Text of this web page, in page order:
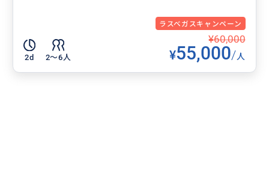
ラスベガスキャンペーン
2d 2〜6人
¥60,000
¥55,000/人